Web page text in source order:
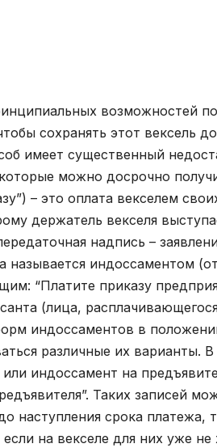
возможностей
сохранять этот вексель
имеет существенный
можно досрочно
– это оплата векселем
держатель векселя
надпись –
индоссаментом
“Платите приказу
(лица,
индоссаментов в
различные их варианты. В
индоссамент на
Таких записей
наступления срока платежа,
на векселе для них уже